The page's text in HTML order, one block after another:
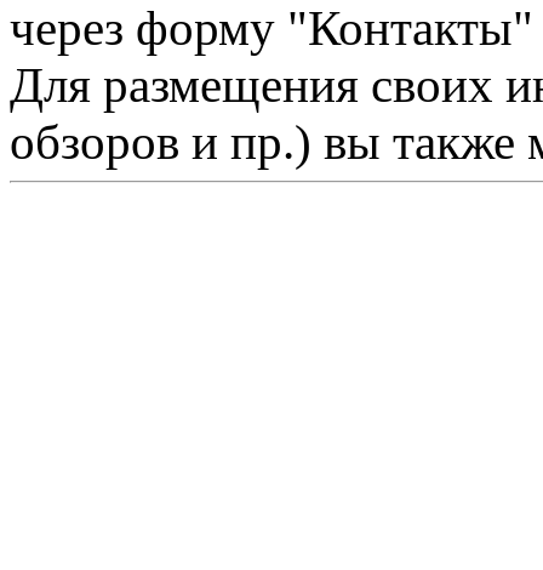
через форму "Контакты"
Для размещения своих
обзоров и пр.) вы также